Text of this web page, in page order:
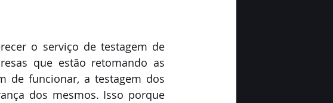
o serviço de testagem de
que estão retomando as
de funcionar, a testagem dos
dos mesmos. Isso porque